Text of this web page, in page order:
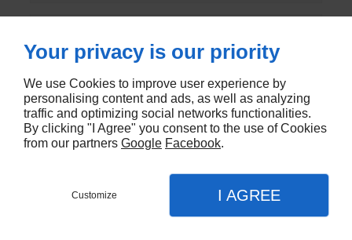
Your privacy is our priority
We use Cookies to improve user experience by
personalising content and ads, as well as analyzing
traffic and optimizing social networks functionalities.
By clicking "I Agree" you consent to the use of Cookies
from our partners Google Facebook.
Customize I AGREE